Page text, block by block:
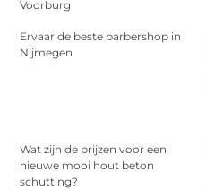
Voorburg
Ervaar de beste barbershop in
Nijmegen
Wat zijn de prijzen voor een
nieuwe mooi hout beton
schutting?